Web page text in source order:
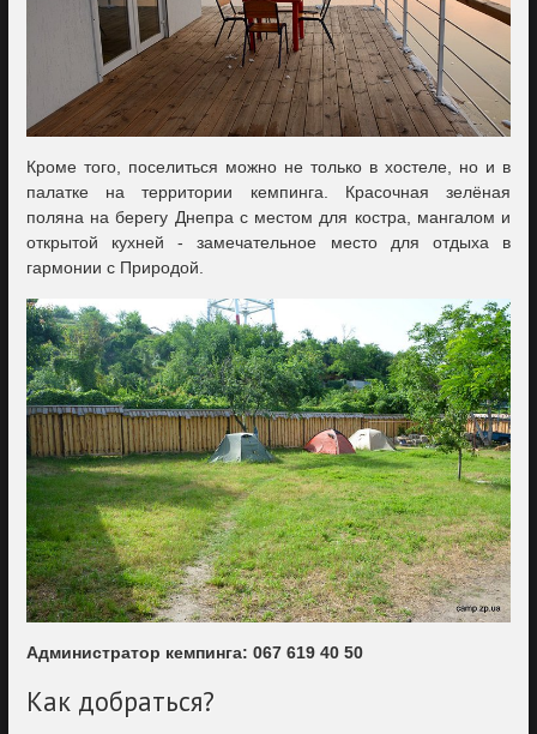
Кроме того, поселиться можно не только в хостеле, но и в
палатке на территории кемпинга. Красочная зелёная
поляна на берегу Днепра с местом для костра, мангалом и
открытой кухней - замечательное место для отдыха в
гармонии с Природой.
Администратор кемпинга: 067 619 40 50
Как добраться?